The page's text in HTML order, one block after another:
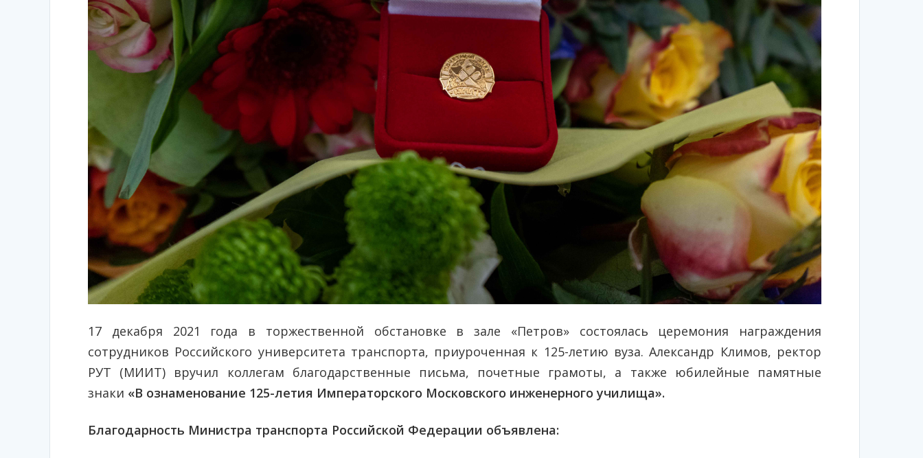
17 декабря 2021 года в торжественной обстановке в зале «Петров» состоялась церемония награждения
сотрудников Российского университета транспорта, приуроченная к 125-летию вуза. Александр Климов, ректор
РУТ (МИИТ) вручил коллегам благодарственные письма, почетные грамоты, а также юбилейные памятные
знаки «В ознаменование 125-летия Императорского Московского инженерного училища».
Благодарность Министра транспорта Российской Федерации объявлена: